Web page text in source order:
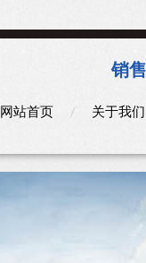
销
网站首页 关于我们